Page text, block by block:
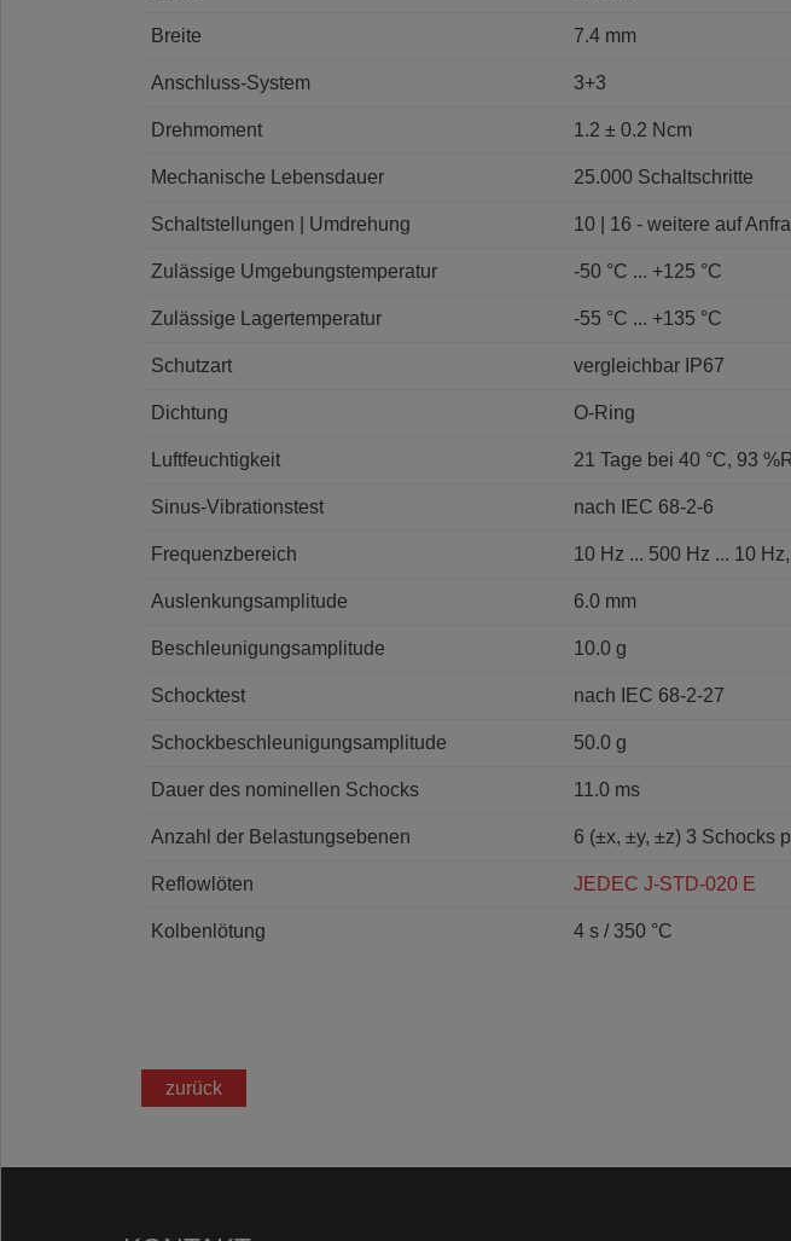
Breite 7.4 mm
Anschluss-System 3+3
Drehmoment 1.2 ± 0.2 Ncm
Mechanische Lebensdauer 25.000 Schaltschritte
Schaltstellungen | Umdrehung 10 | 16 - weitere auf
Zulässige Umgebungstemperatur -50 °C ... +125 °C
Zulässige Lagertemperatur -55 °C ... +135 °C
Schutzart vergleichbar IP67
Dichtung O-Ring
Luftfeuchtigkeit 21 Tage bei 40 °C, 93
Sinus-Vibrationstest nach IEC 68-2-6
Frequenzbereich 10 Hz ... 500 Hz ... 10
Auslenkungsamplitude 6.0 mm
Beschleunigungsamplitude 10.0 g
Schocktest nach IEC 68-2-27
Schockbeschleunigungsamplitude 50.0 g
Dauer des nominellen Schocks 11.0 ms
Anzahl der Belastungsebenen 6 (±x, ±y, ±z) 3 Schocks
Reflowlöten JEDEC J-STD-020 E
Kolbenlötung 4 s / 350 °C
zurück